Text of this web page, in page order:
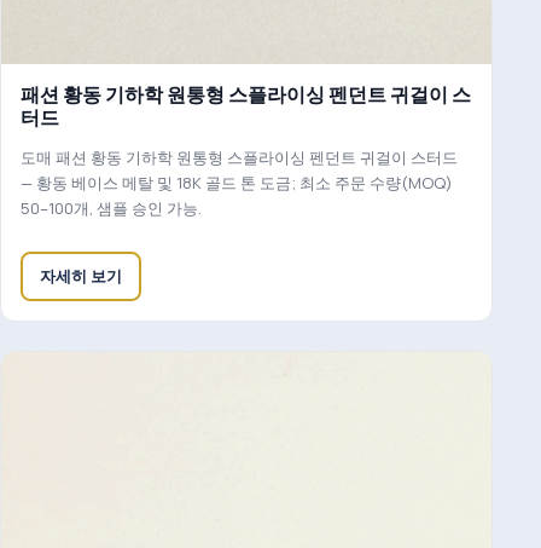
패션 황동 기하학 원통형 스플라이싱 펜던트 귀걸이 스
터드
도매 패션 황동 기하학 원통형 스플라이싱 펜던트 귀걸이 스터드
— 황동 베이스 메탈 및 18K 골드 톤 도금; 최소 주문 수량(MOQ)
50–100개, 샘플 승인 가능.
자세히 보기